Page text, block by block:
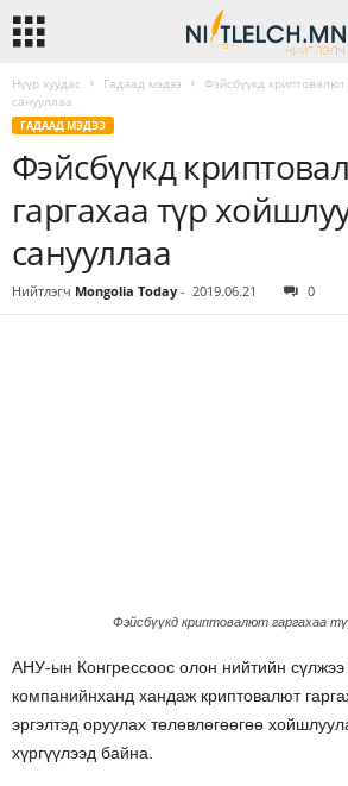
Нүүр хуудас Гадаад мэдээ
Фэйсбүүкд
санууллаа
ГАДААД МЭДЭЭ
Фэйсбүүкд
гаргахаа түр
санууллаа
Нийтлэгч Mongolia Today - 2019.06.21 0
Фэйсбүүкд криптовалют гаргахаа
АНУ-ын Конгрессоос олон нийтийн сүлжээ
компанийнханд хандаж криптовалют
эргэлтэд оруулах төлөвлөгөөгөө
хүргүүлээд байна.